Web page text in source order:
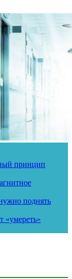
принцип
поднять
«умереть»